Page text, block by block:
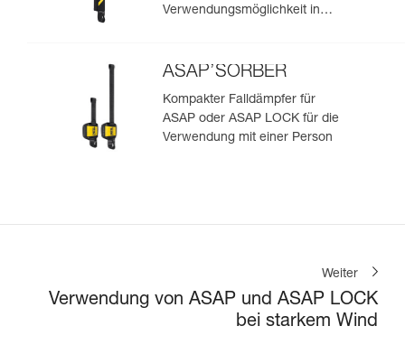
Verwendungsmöglichkeit in
ASAP’SORBER
Kompakter Falldämpfer für
ASAP oder ASAP LOCK für die
Verwendung mit einer Person
Weiter
Verwendung von ASAP und ASAP LOCK
bei starkem Wind